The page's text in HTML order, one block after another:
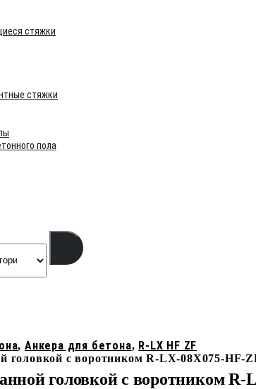
стяжки
стяжки
пола
,Анкера для бетона, R-LX HF ZF
головкой с воротником R-LX-08X075-HF-
головкой с воротником